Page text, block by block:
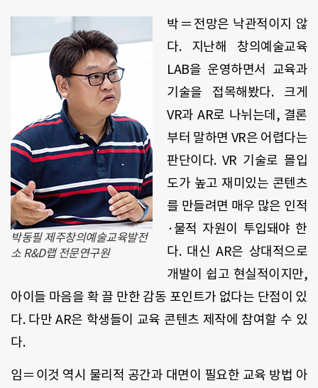
박동필 제주창의예술교육발전
소 R&D랩 전문연구원
박＝전망은 낙관적이지 않
다. 지난해 창의예술교육
LAB을 운영하면서 교육과
기술을 접목해봤다. 크게
VR과 AR로 나뉘는데, 결론
부터 말하면 VR은 어렵다는
판단이다. VR 기술로 몰입
도가 높고 재미있는 콘텐츠
를 만들려면 매우 많은 인적
·물적 자원이 투입돼야 한
다. 대신 AR은 상대적으로
개발이 쉽고 현실적이지만,
아이들 마음을 확 끌 만한 감동 포인트가 없다는 단점이 있
다. 다만 AR은 학생들이 교육 콘텐츠 제작에 참여할 수 있
다.
임＝이것 역시 물리적 공간과 대면이 필요한 교육 방법 아